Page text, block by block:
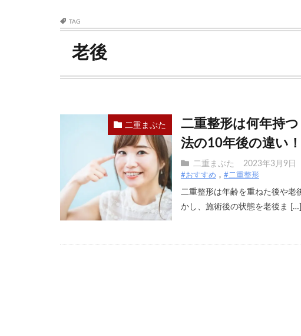
TAG
老後
二重まぶた
二重整形は何年持
法の10年後の違い！
二重まぶた 2023年3月9日
#おすすめ #二重整形
二重整形は年齢を重ねた後や老
かし、施術後の状態を老後ま […]